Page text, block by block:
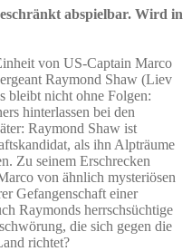
abspielbar. Wird in
von US-Captain Marco
Raymond Shaw (Liev
bleibt nicht ohne Folgen:
hinterlassen bei den
Raymond Shaw ist
als ihn Alpträume
Zu seinem Erschrecken
von ähnlich mysteriösen
Gefangenschaft einer
Raymonds herrschsüchtige
die sich gegen die
richtet?